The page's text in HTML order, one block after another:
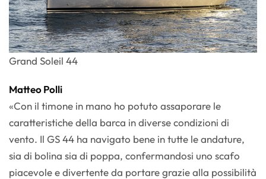
Grand Soleil 44
Matteo Polli
«Con il timone in mano ho potuto assaporare le
caratteristiche della barca in diverse condizioni di
vento. Il GS 44 ha navigato bene in tutte le andature,
sia di bolina sia di poppa, confermandosi uno scafo
piacevole e divertente da portare grazie alla possibilità